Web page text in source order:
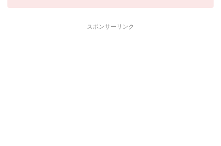
スポンサーリンク